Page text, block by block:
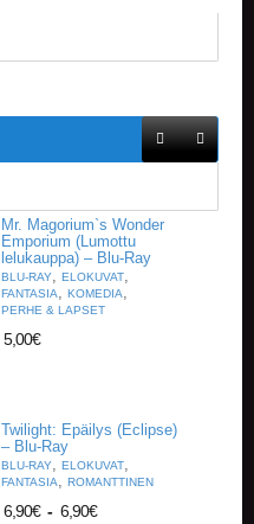
Mr. Magorium`s Wonder
Emporium (Lumottu
lelukauppa) – Blu-Ray
BLU-RAY, ELOKUVAT,
FANTASIA, KOMEDIA,
PERHE & LAPSET
5,00€
Twilight: Epäilys (Eclipse)
– Blu-Ray
BLU-RAY, ELOKUVAT,
FANTASIA, ROMANTTINEN
6,90€ - 6,90€